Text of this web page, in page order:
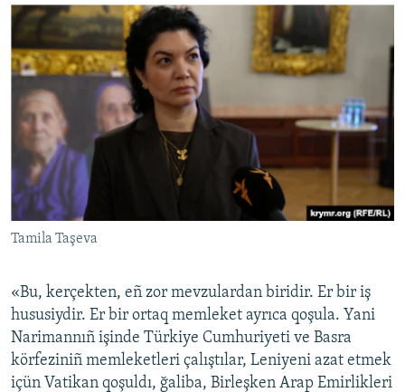
Tamila Taşeva
«Bu, kerçekten, eñ zor mevzulardan biridir. Er bir iş
hususiydir. Er bir ortaq memleket ayrıca qoşula. Yani
Narimannıñ işinde Türkiye Cumhuriyeti ve Basra
körfeziniñ memleketleri çalıştılar, Leniyeni azat etmek
içün Vatikan qoşuldı, ğaliba, Birleşken Arap Emirlikleri